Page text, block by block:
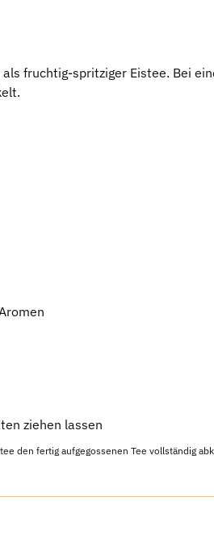
fruchtig-spritziger Eistee. Bei
ziehen lassen
den fertig aufgegossenen Tee vollständig